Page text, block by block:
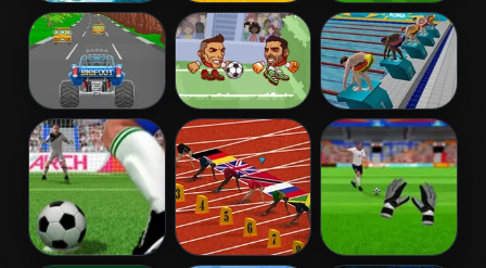
Moto XM
Winter
Nick Basketball
Stars 2
Tiki Taka Run
Turbotastic Heads Arena
Euro Soccer
Swimming Pro